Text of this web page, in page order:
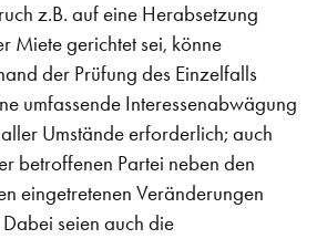
z.B. auf eine Herabsetzung
Miete gerichtet sei, könne
der Prüfung des Einzelfalls
umfassende Interessenabwägung
Umstände erforderlich; auch
betroffenen Partei neben den
eingetretenen Veränderungen
seien auch die